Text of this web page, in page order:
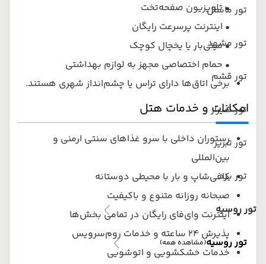
تور ماسال
تور مشهد
تور قشم
تور شیراز
تور تبریز
تور یزد
تور روسیه
تور روسیه(مشاهده همه)
• تلویزیون صفحه‌تخت
• اینترنت پرسرعت رایگان
• مینی‌بار یا یخچال کوچک
• حمام اختصاصی مجهز به لوازم بهداشتی
برخی اتاق‌ها دارای تراس یا چشم‌انداز شهری هستند.
امکانات و خدمات هتل
رستوران داخلی با سرو غذاهای سنتی ارمنی و
بین‌المللی
کافی‌شاپ و بار با محیطی دوستانه
صبحانه روزانه متنوع و باکیفیت
اینترنت وای‌فای رایگان در تمامی بخش‌ها
پذیرش ۲۴ ساعته و خدمات روم‌سرویس
خدمات خشکشویی و اتوشویی